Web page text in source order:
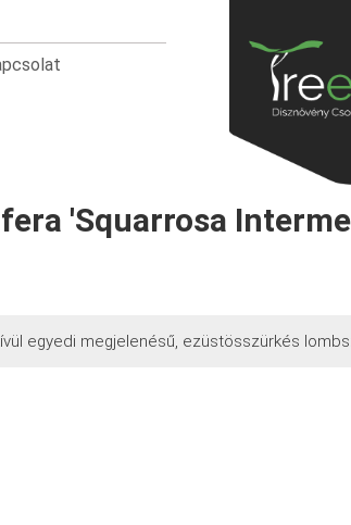
'Squarrosa
egyedi megjelenésű, ezüstösszürkés